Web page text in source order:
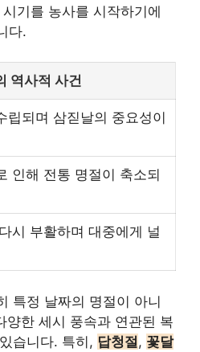
기를 농사를 시작하기에
다.
역사적 사건
립되며 삼짇날의 중요성이
인해 전통 명절이 축소되
시 부활하며 대중에게 널
특정 날짜의 명절이 아니
양한 세시 풍속과 연관된 복
습니다. 특히, 답청절, 꽃달